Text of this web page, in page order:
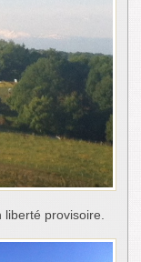
provisoire.